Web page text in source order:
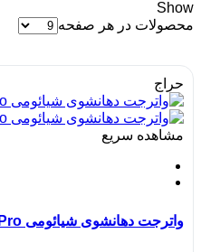
Show
محصولات در هر صفحه
حراج
مشاهده سریع
واترجت دهانشوی شیائومی SOOCAS Portable Oral Irrigator W3 Pro